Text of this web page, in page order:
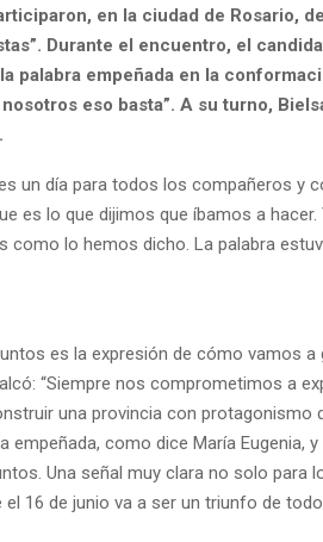
en la ciudad de Rosario,
Durante el encuentro, el
palabra empeñada en la
eso basta”. A su turno,
un día para todos los compañeros y
es lo que dijimos que íbamos a hacer.
lo hemos dicho. La palabra
es la expresión de cómo vamos a
“Siempre nos comprometimos a
una provincia con protagonismo
como dice María Eugenia, y
Una señal muy clara no solo para
16 de junio va a ser un triunfo de